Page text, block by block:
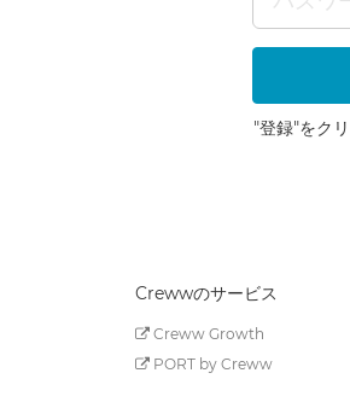
"登録"をク
Crewwのサービス
Creww Growth
PORT by Creww